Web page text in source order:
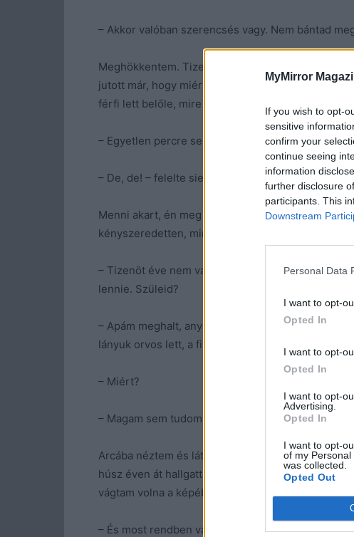
MyMirror
If you wish to opt-
sensitive
confirm your
continue seeing
information
further disclosure
participants. This
Downstream
Personal Data
I want to opt-
Opted In
I want to opt-
Opted In
I want to opt-
Advertising.
Opted In
I want to opt-
of my
was collected.
Opted Out
– Akkor valóban szerencsés vagy. Nem bántad
Meghökkentem. Tizenöt év után én nem akartam
jutott már, hogy miért mentünk külön, de valóban
férfi lett belőle, mire a fiunk felnőtt.
– Egyetlen percre sem. Úgy gondolom, ez volt a
– De, de! – felelte sietve és megint oldalra
Menni akart, én meg nem tartóztattam volna, ha
kényszeredetten, mintha még kérdezni akarna
– Tizenöt éve nem vagyunk egymás életeinek a
lennie. Szüleid?
– Apám meghalt, anyám él és virul. A nővéremék
lányuk orvos lett, a fiúk meg szociológus.
– Miért?
– Magam sem tudom. Főleg gyávaságból. Úgy
Arcába néztem és láttam, hogy nem mond igazat.
húsz éven át hallgattam a terveit, figyeltem
vágtam volna a képébe? Semmi közöm hozzá, ha
– És most rendben vagy?